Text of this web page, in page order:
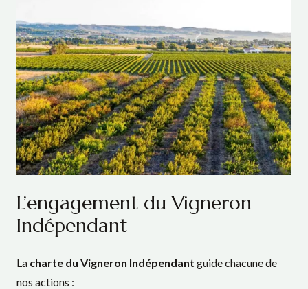
L’engagement du Vigneron
Indépendant
La charte du Vigneron Indépendant guide chacune de
nos actions :